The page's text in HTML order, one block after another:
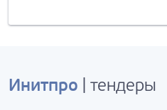
Инитпро | тендеры